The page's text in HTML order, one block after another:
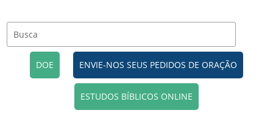
DOE ENVIE-NOS SEUS PEDIDOS DE ORAÇÃO
ESTUDOS BÍBLICOS ONLINE